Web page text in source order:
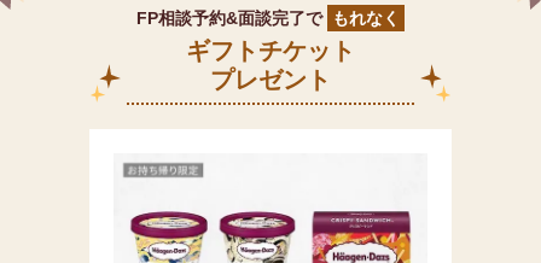
FP相談予約&面談完了で もれなく
ギフトチケット
プレゼント